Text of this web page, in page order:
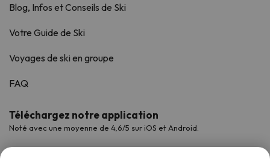
Blog, Infos et Conseils de Ski
Votre Guide de Ski
Voyages de ski en groupe
FAQ
Téléchargez notre application
Noté avec une moyenne de 4,6/5 sur iOS et Android.